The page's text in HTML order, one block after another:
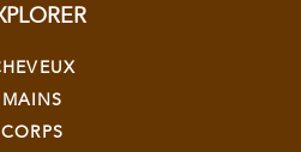
MAINS
CORPS